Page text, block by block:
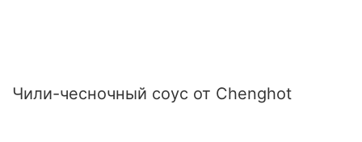
Чили-чесночный соус от Chenghot